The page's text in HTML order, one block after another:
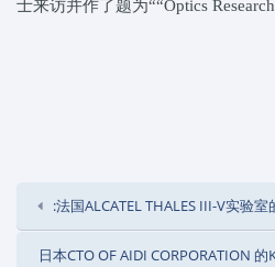
士来访并作了题为““Optics
:法国ALCATEL THALES III-V实验
日本CTO OF AIDI CORPORATION